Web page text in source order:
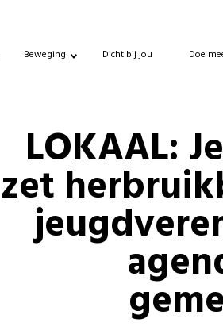
Beweging Dicht bij jou Doe
LOKAAL:
zet